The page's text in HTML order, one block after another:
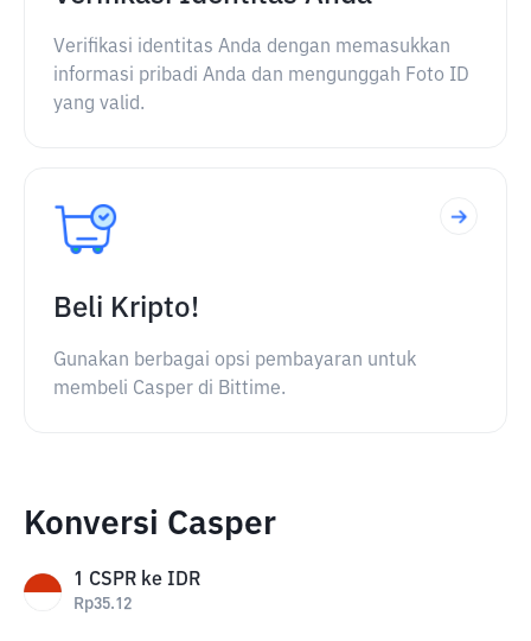
Verifikasi identitas Anda dengan memasukkan
informasi pribadi Anda dan mengunggah Foto ID
yang valid.
Beli Kripto!
Gunakan berbagai opsi pembayaran untuk
membeli Casper di Bittime.
Konversi Casper
1 CSPR ke IDR
Rp35.12